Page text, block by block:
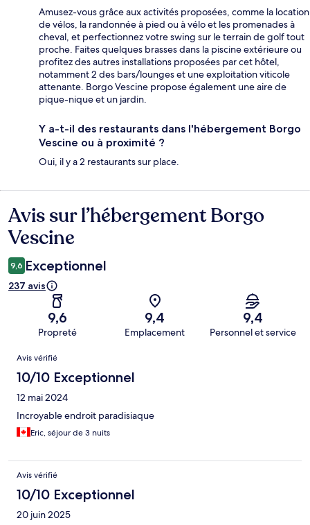
Amusez-vous grâce aux activités proposées, comme la location
de vélos, la randonnée à pied ou à vélo et les promenades à
cheval, et perfectionnez votre swing sur le terrain de golf tout
proche. Faites quelques brasses dans la piscine extérieure ou
profitez des autres installations proposées par cet hôtel,
notamment 2 des bars/lounges et une exploitation viticole
attenante. Borgo Vescine propose également une aire de
pique-nique et un jardin.
Y a-t-il des restaurants dans l'hébergement Borgo
Vescine ou à proximité ?
Oui, il y a 2 restaurants sur place.
Avis
Avis sur l’hébergement Borgo
Vescine
9,6 Exceptionnel
237 avis
9,6
Propreté
9,4
Emplacement
9,4
Personnel et service
Avis
Avis vérifié
10/10 Exceptionnel
12 mai 2024
Incroyable endroit paradisiaque
Eric, séjour de 3 nuits
Avis vérifié
10/10 Exceptionnel
20 juin 2025